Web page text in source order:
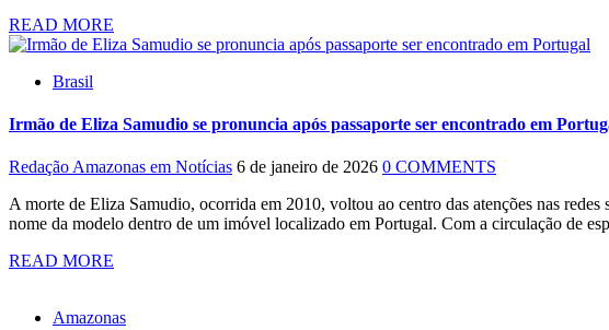
READ MORE
Brasil
Irmão de Eliza Samudio se pronuncia após passaporte ser encontrado em
Redação Amazonas em Notícias 6 de janeiro de 2026 0 COMMENTS
A morte de Eliza Samudio, ocorrida em 2010, voltou ao centro das atenções nas
nome da modelo dentro de um imóvel localizado em Portugal. Com a circulação de
READ MORE
Amazonas